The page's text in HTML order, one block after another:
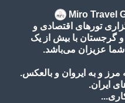
تورهای اقتصادی و
گرجستان با بیش از یک
شما عزیزان می‌باشد.
مرز و به ایروان و بالعکس.
ایران.